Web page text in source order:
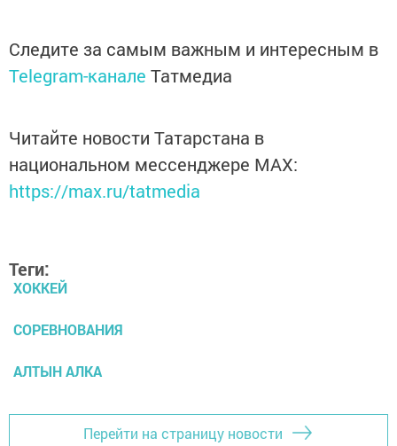
Следите за самым важным и интересным в
Telegram-канале Татмедиа
Читайте новости Татарстана в
национальном мессенджере MАХ:
https://max.ru/tatmedia
Теги:
ХОККЕЙ
СОРЕВНОВАНИЯ
АЛТЫН АЛКА
Перейти на страницу новости